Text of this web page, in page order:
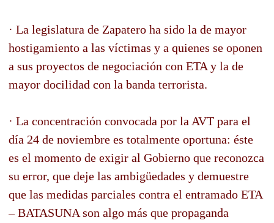
· La legislatura de Zapatero ha sido la de mayor
hostigamiento a las víctimas y a quienes se oponen
a sus proyectos de negociación con ETA y la de
mayor docilidad con la banda terrorista.
· La concentración convocada por la AVT para el
día 24 de noviembre es totalmente oportuna: éste
es el momento de exigir al Gobierno que reconozca
su error, que deje las ambigüedades y demuestre
que las medidas parciales contra el entramado ETA
– BATASUNA son algo más que propaganda